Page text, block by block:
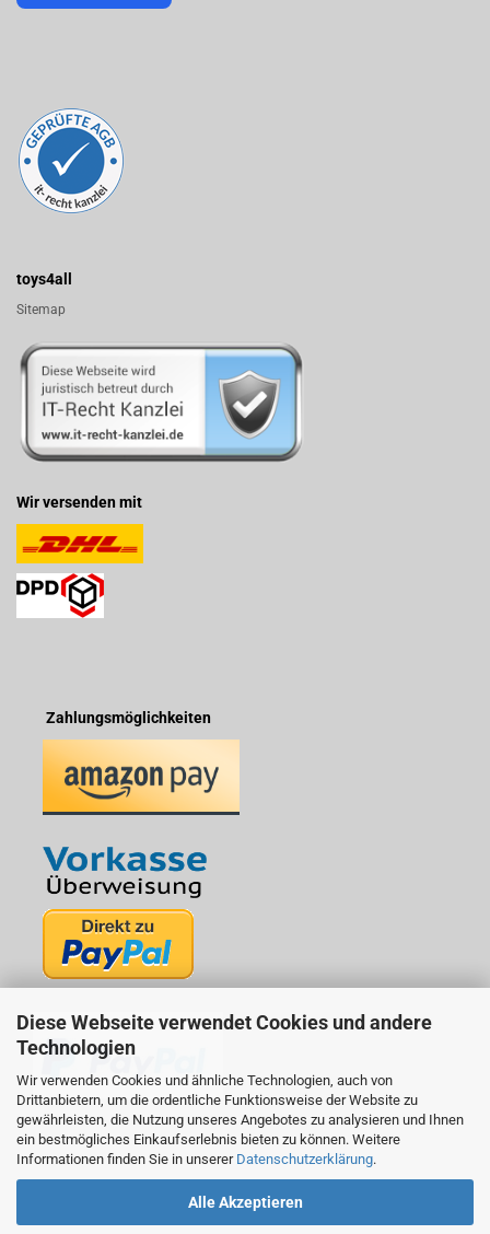
Diese Webseite verwendet Cookies und andere
Technologien
Wir verwenden Cookies und ähnliche Technologien, auch von
Drittanbietern, um die ordentliche Funktionsweise der Website zu
gewährleisten, die Nutzung unseres Angebotes zu analysieren und Ihnen
ein bestmögliches Einkaufserlebnis bieten zu können. Weitere
Informationen finden Sie in unserer Datenschutzerklärung.
Alle Akzeptieren
toys4all
Sitemap
Wir versenden mit
Zahlungsmöglichkeiten